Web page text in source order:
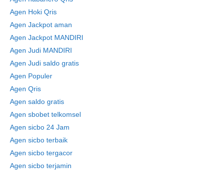
Agen Hoki Qris
Agen Jackpot aman
Agen Jackpot MANDIRI
Agen Judi MANDIRI
Agen Judi saldo gratis
Agen Populer
Agen Qris
Agen saldo gratis
Agen sbobet telkomsel
Agen sicbo 24 Jam
Agen sicbo terbaik
Agen sicbo tergacor
Agen sicbo terjamin